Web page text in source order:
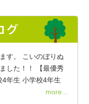
す。 こいのぼりぬ
した！！ 【最優秀
年生 小学校4年生
more...